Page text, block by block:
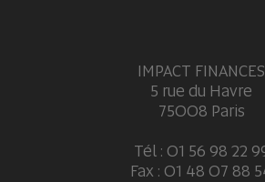
IMPACT FINANCES
5 rue du Havre
75008 Paris
Tél : 01 56 98 22
Fax : 01 48 07 88